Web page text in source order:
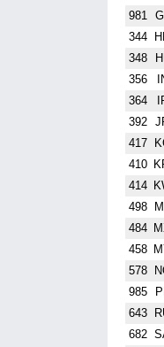
981
344
348
356
364
392
417
410
414
498
484
458
578
985
643
682